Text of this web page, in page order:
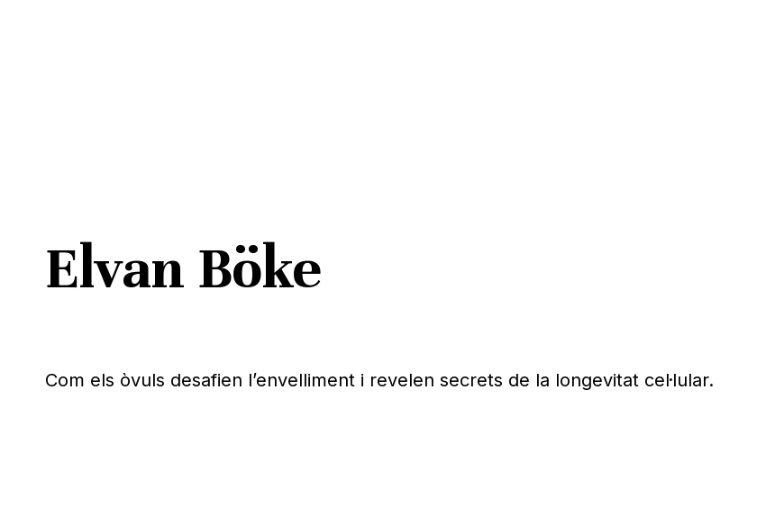
Elvan Böke
Com els òvuls desafien l’envelliment i revelen secrets de la longevitat cel·lular.